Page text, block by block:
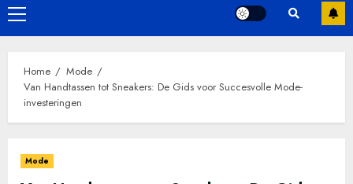
Primary
Menu
Home
Mode
Van Handtassen tot Sneakers: De Gids voor Succesvolle Mode-
investeringen
Mode